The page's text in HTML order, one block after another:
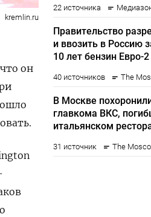
kremlin.ru
он